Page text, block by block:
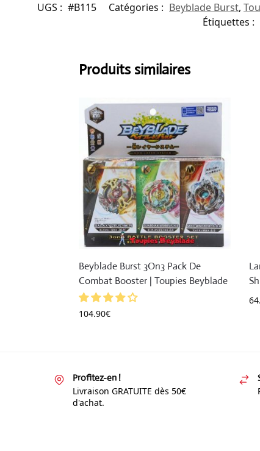
UGS : #B115 Catégories : Beyblade Burst,
Étiquettes :
Produits similaires
Beyblade Burst 3On3 Pack De
Combat Booster | Toupies Beyblade
104.90€
Profitez-en !
Livraison GRATUITE dès 50€
d'achat.